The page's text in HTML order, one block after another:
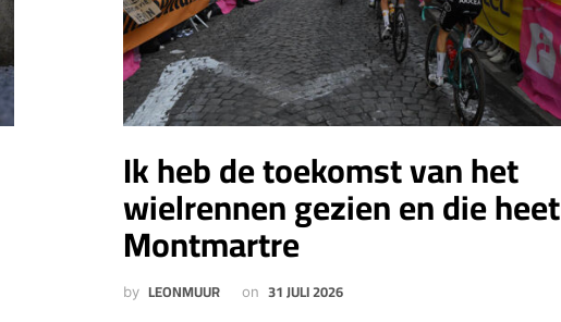
Ik heb de toekomst van het
wielrennen gezien en die heet
Montmartre
by LEONMUUR on 31 JULI 2026